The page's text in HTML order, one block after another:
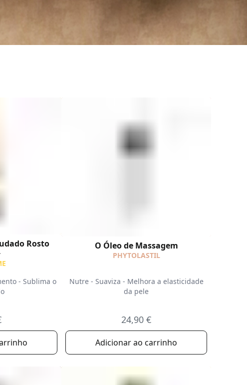
Rosto
- Sublima o
O Óleo de Massagem
PHYTOLASTIL
Nutre - Suaviza - Melhora a elasticidade
da pele
24,90 €
Adicionar ao carrinho